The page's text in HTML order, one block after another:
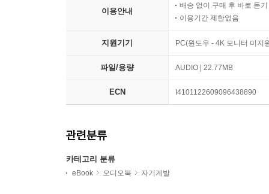
이용안내
배송 없이 구매 후 바로 듣기
이용기간 제한없음
지원기기 PC(윈도우 - 4K 모니터 미지
파일/용량 AUDIO | 22.77MB
ECN I4101122609096438890
관련분류
카테고리 분류
eBook 오디오북 자기계발